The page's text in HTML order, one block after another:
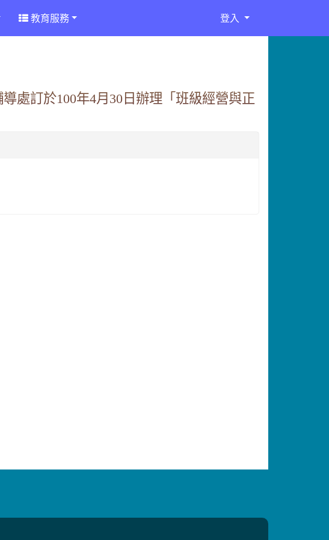
教育服務 登入
處訂於100年4月30日辦理「班級經營與正